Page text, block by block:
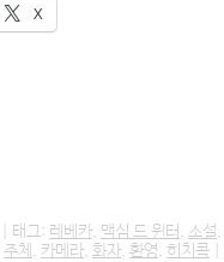
X
태그: 레베카, 맥심 드 윈터, 소설,
주체 , 카메라, 화자, 환영, 히치콕